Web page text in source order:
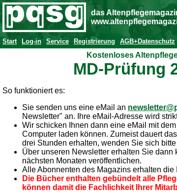
das
Start Log-in Service Registrierung AGB+Datenschutz
Kostenloses
MD-Prüfung
So funktioniert es:
Sie senden uns eine eMail an
Newsletter" an. Ihre eMail-Adresse wird
Wir schicken Ihnen dann eine eMail mit
Computer laden können. Zumeist dauert
drei Stunden erhalten, wenden Sie sich
Über unseren Newsletter erhalten Sie
nächsten Monaten veröffentlichen.
Alle Abonnenten des Magazins erhalten
Die Bücher enthalten gebündelt alle
können damit die Fachlichkeit Ihrer